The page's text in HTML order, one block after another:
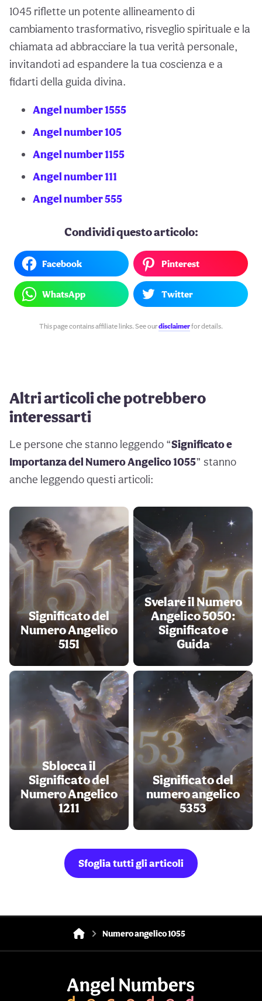
1045 riflette un potente allineamento di
cambiamento trasformativo, risveglio spirituale e la
chiamata ad abbracciare la tua verità personale,
invitandoti ad espandere la tua coscienza e a
fidarti della guida divina.
Angel number 1555
Angel number 105
Angel number 1155
Angel number 111
Angel number 555
Condividi questo articolo:
Facebook Pinterest
WhatsApp Twitter
This page contains affiliate links. See ourdisclaimerfor details.
Altri articoli che potrebbero
interessarti
Le persone che stanno leggendo “Significato e
Importanza del Numero Angelico 1055” stanno
anche leggendo questi articoli:
Significato del
Numero Angelico
5151
Svelare il Numero
Angelico 5050:
Significato e
Guida
Sblocca il
Significato del
Numero Angelico
1211
Significato del
numero angelico
5353
Sfoglia tutti gli articoli
Numero angelico 1055